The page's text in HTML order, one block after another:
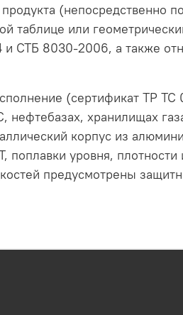
(непосредственно
таблице или
СТБ 8030-2006, а также
(сертификат ТР ТС
хранилищах
корпус из
уровня,
предусмотрены